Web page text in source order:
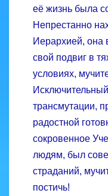
её жизнь была
Непрестанно
Иерархией, она
свой подвиг в
условиях,
трансмутации,
радостной
сокровенное
людям, был
страданий,
постичь!